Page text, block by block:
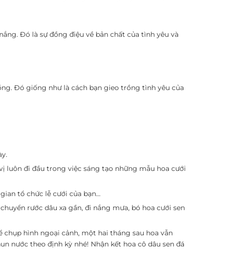
Đó là sự đồng điệu về bản chất của tình yêu và
Đó giống như là cách bạn gieo trồng tình yêu của
luôn đi đầu trong việc sáng tạo những mẫu hoa cưới
tổ chức lễ cưới của bạn…
rước dâu xa gần, đi nắng mưa, bó hoa cưới sen
hình ngoại cảnh, một hai tháng sau hoa vẫn
nước theo định kỳ nhé! Nhận kết hoa cô dâu sen đá